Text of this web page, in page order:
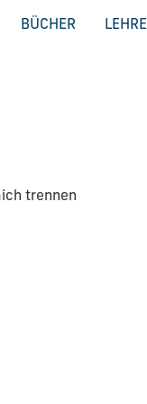
BÜCHER LEHRE